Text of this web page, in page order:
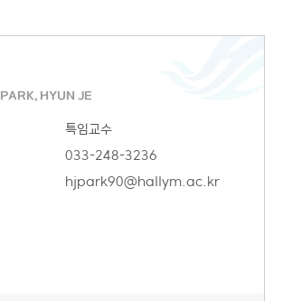
PARK, HYUN JE
특임교수
033-248-3236
hjpark90@hallym.ac.kr